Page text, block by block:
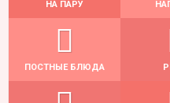
НА ПАРУ
ПОСТНЫЕ БЛЮДА